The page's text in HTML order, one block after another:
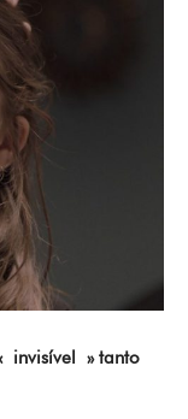
invisível » tanto